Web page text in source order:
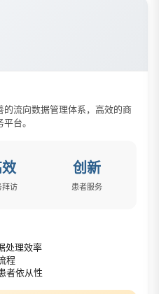
流向数据管理体系，高效的商
台。
拜访
创新
患者服务
处理效率
程
者依从性